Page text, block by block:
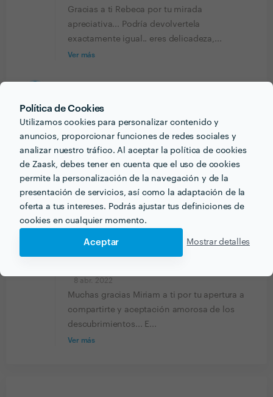
Política de Cookies
Utilizamos cookies para personalizar contenido y
anuncios, proporcionar funciones de redes sociales y
analizar nuestro tráfico. Al aceptar la política de cookies
de Zaask, debes tener en cuenta que el uso de cookies
permite la personalización de la navegación y de la
presentación de servicios, así como la adaptación de la
oferta a tus intereses. Podrás ajustar tus definiciones de
cookies en cualquier momento.
Aceptar Mostrar detalles
Gracias a ti Rebeca por tu mirada
apreciativa... Podría devolvertela
exactamente igual.. eres delicadeza,...
Ver más
8 abr. 2022
Me encanta la forma que ella tiene sin sentirte
presionada, de ir desgranando ese “no sé” que nos
sale cuando no sabemos profundizar en nuestra
terminaba la sesión, necesitaba un tiempo para poder
procesar de una forma muy positiva. Descubrí y
desenterré viejos y negativos pensamientos. Una
maravilla la verdad.
8 abr. 2022
Muchas gracias Miriam a ti por tu apertura a
compartirte y aceptación amorosa de los
descubrimientos... E...
Ver más